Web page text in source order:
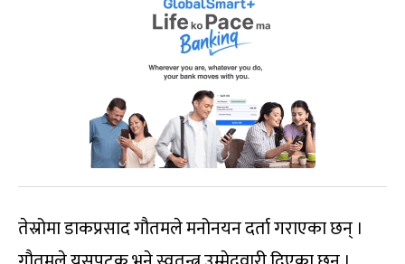
तेस्रोमा डाकप्रसाद गौतमले मनोनयन दर्ता गराएका छन् ।